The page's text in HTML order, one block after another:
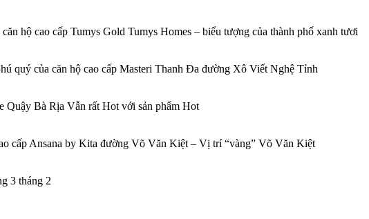
hộ cao cấp Tumys Gold Tumys Homes – biểu tượng của thành phố xanh tươi
quý của căn hộ cao cấp Masteri Thanh Đa đường Xô Viết Nghệ Tỉnh
Quậy Bà Rịa Vẫn rất Hot với sản phẩm Hot
cấp Ansana by Kita đường Võ Văn Kiệt – Vị trí “vàng” Võ Văn Kiệt
3 tháng 2